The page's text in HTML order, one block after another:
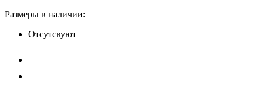
Размеры в наличии:
Отсутсвуют